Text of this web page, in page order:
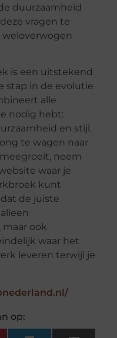
duurzaamheid
vragen te
is een uitstekend
stap in de evolutie
alle
nodig hebt:
en stijl.
te wagen naar
neem
waar je
kunt
de juiste
ook
waar het
leveren terwijl je
op: